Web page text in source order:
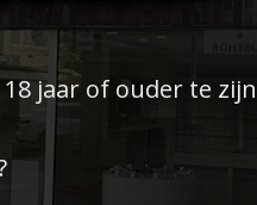
jaar of ouder te